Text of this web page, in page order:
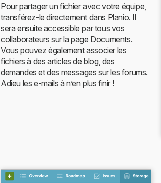
Pour partager un fichier avec votre équipe,
transférez-le directement dans Planio. Il
sera ensuite accessible par tous vos
collaborateurs sur la page Documents.
Vous pouvez également associer les
fichiers à des articles de blog, des
demandes et des messages sur les forums.
Adieu les e-mails à n’en plus finir !